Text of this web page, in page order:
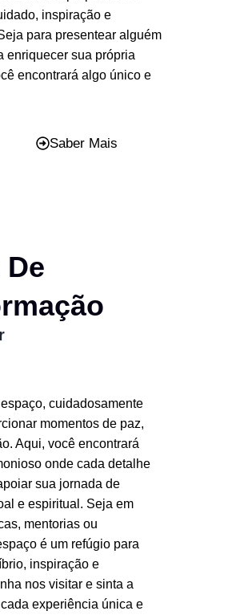
inspiração e
para presentear alguém
enriquecer sua própria
encontrará algo único e
Saber Mais
cuidadosamente
momentos de paz,
Aqui, você encontrará
onde cada detalhe
sua jornada de
e espiritual. Seja em
mentorias ou
é um refúgio para
inspiração e
nos visitar e sinta a
experiência única e